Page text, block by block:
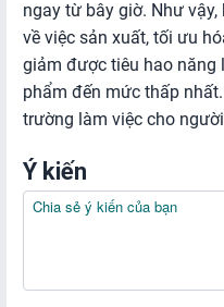
ngay từ bây giờ. Như
về việc sản xuất, tối ưu
giảm được tiêu hao năng
phẩm đến mức thấp
trường làm việc cho
Ý kiến